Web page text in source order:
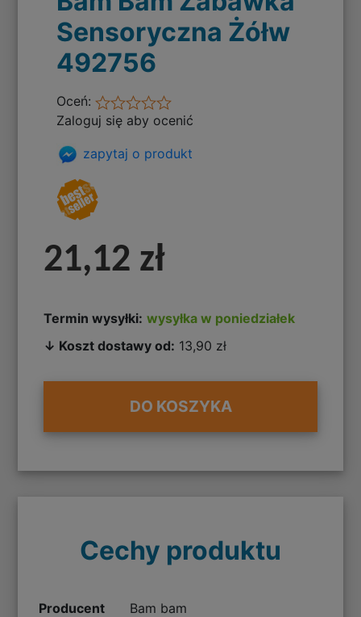
Sensoryczna Żółw
492756
Oceń:
Zaloguj się aby ocenić
zapytaj o produkt
21,12 zł
Termin wysyłki: wysyłka w poniedziałek
↓ Koszt dostawy od: 13,90 zł
DO KOSZYKA
Cechy produktu
Producent Bam bam